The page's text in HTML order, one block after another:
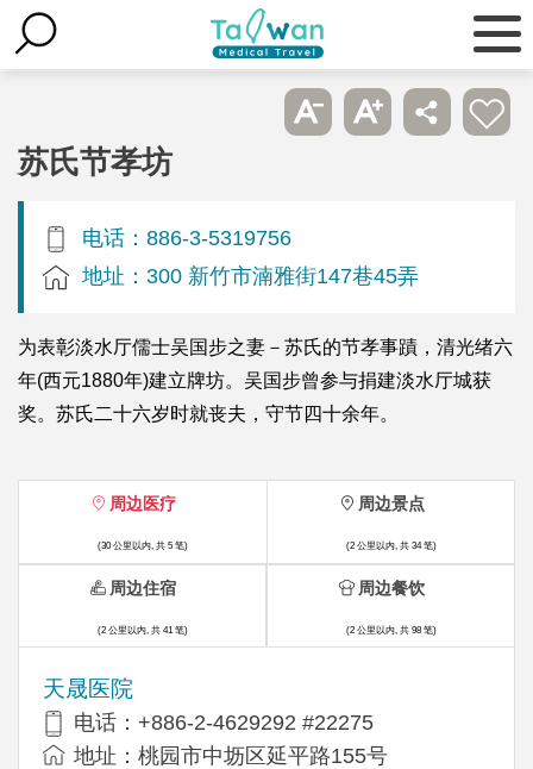
苏氏节孝坊
电话：886-3-5319756
地址：300 新竹市湳雅街147巷45弄
为表彰淡水厅儒士吴国步之妻－苏氏的节孝事蹟，清光绪六
年(西元1880年)建立牌坊。吴国步曾参与捐建淡水厅城获
奖。苏氏二十六岁时就丧夫，守节四十余年。
周边医疗
(30 公里以内, 共 5 笔)
天晟医院
电话：+886-2-4629292 #22275
地址：桃园市中坜区延平路155号
周边景点
(2 公里以内, 共 34 笔)
周边住宿
(2 公里以内, 共 41 笔)
周边餐饮
(2 公里以内, 共 98 笔)